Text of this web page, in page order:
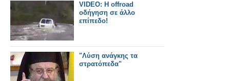
VIDEO: Η offroad
οδήγηση σε άλλο
επίπεδο!
"Λύση ανάγκης τα
στρατόπεδα"